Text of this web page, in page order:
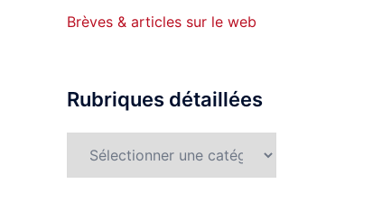
Brèves & articles sur le web
Rubriques détaillées